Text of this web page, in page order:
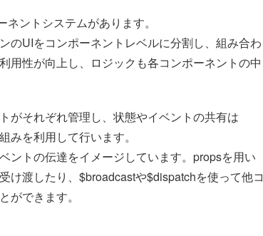
ントシステムがあります。
のUIをコンポーネントレベルに分割し、組み合わ
用性が向上し、ロジックも各コンポーネントの中
がそれぞれ管理し、状態やイベントの共有は
みを利用して行います。
ントの伝達をイメージしています。propsを用い
け渡したり、$broadcastや$dispatchを使って他コ
ができます。